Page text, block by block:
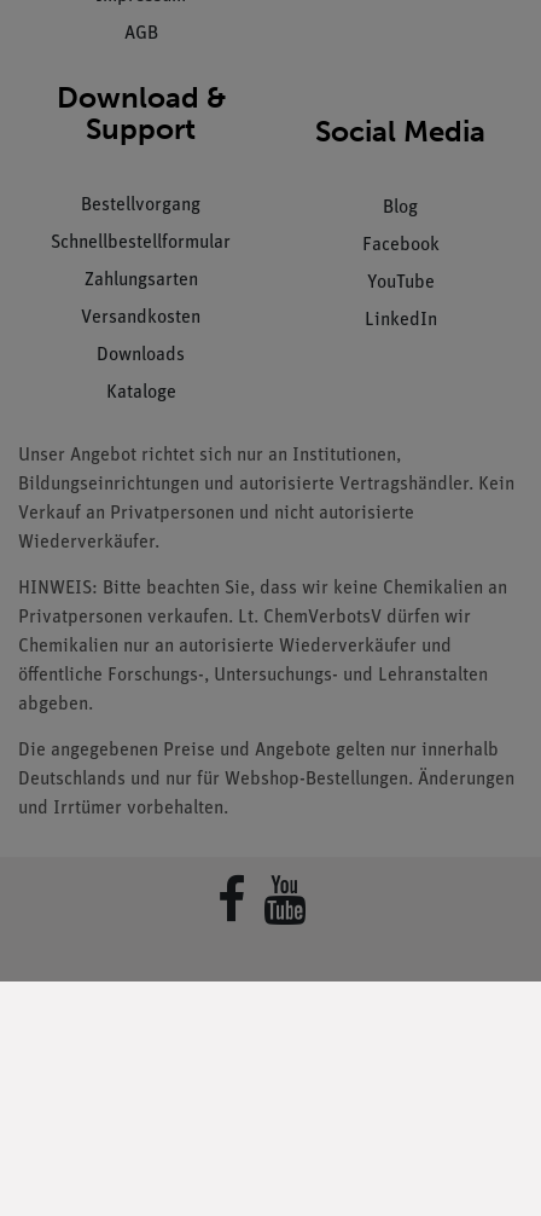
AGB
Download &
Support
Bestellvorgang
Schnellbestellformular
Zahlungsarten
Versandkosten
Downloads
Kataloge
Social Media
Blog
Facebook
YouTube
LinkedIn
Unser Angebot richtet sich nur an Institutionen,
Bildungseinrichtungen und autorisierte Vertragshändler. Kein
Verkauf an Privatpersonen und nicht autorisierte
Wiederverkäufer.
HINWEIS: Bitte beachten Sie, dass wir keine Chemikalien an
Privatpersonen verkaufen. Lt. ChemVerbotsV dürfen wir
Chemikalien nur an autorisierte Wiederverkäufer und
öffentliche Forschungs-, Untersuchungs- und Lehranstalten
abgeben.
Die angegebenen Preise und Angebote gelten nur innerhalb
Deutschlands und nur für Webshop-Bestellungen. Änderungen
und Irrtümer vorbehalten.